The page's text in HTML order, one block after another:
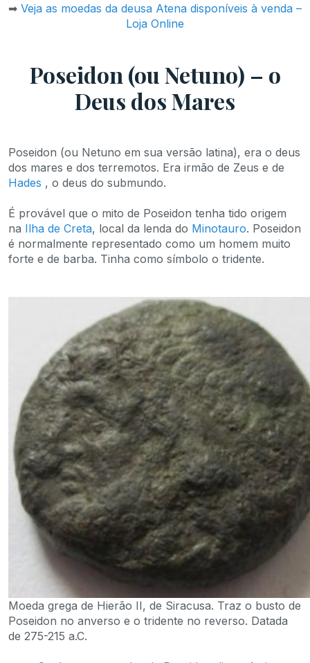
➡ Veja as moedas da deusa Atena disponíveis à venda –
Loja Online
Poseidon (ou Netuno) – o
Deus dos Mares
Poseidon (ou Netuno em sua versão latina), era o deus
dos mares e dos terremotos. Era irmão de Zeus e de
Hades , o deus do submundo.
É provável que o mito de Poseidon tenha tido origem
na Ilha de Creta, local da lenda do Minotauro. Poseidon
é normalmente representado como um homem muito
forte e de barba. Tinha como símbolo o tridente.
Moeda grega de Hierão II, de Siracusa. Traz o busto de
Poseidon no anverso e o tridente no reverso. Datada
de 275-215 a.C.